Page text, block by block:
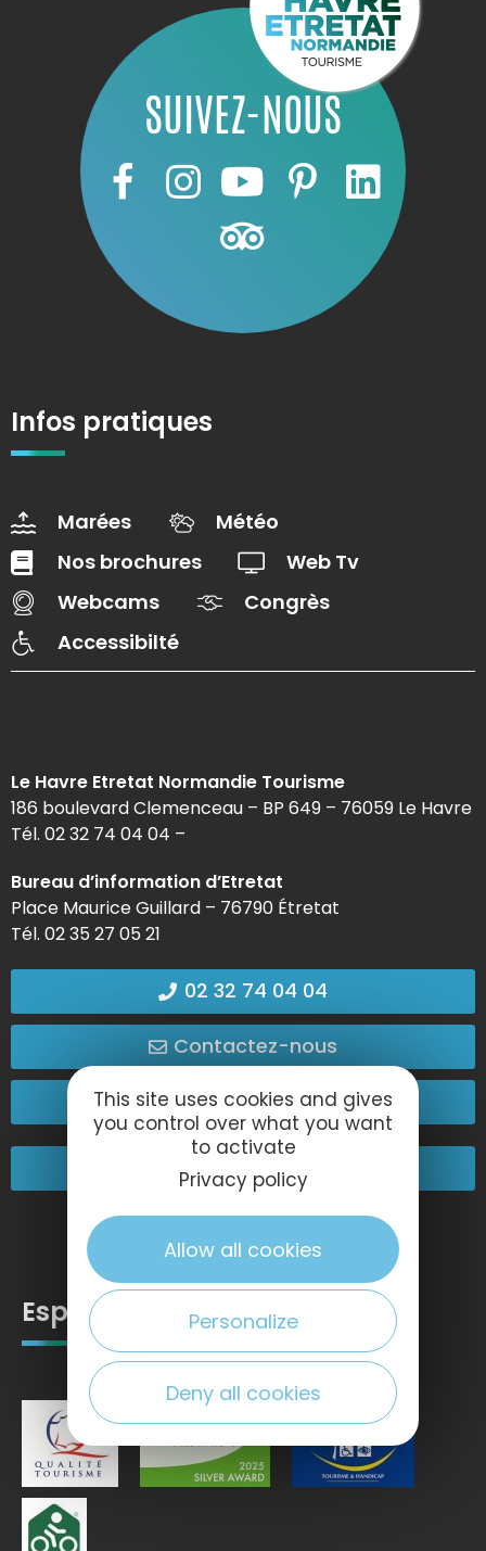
SUIVEZ-NOUS
Infos pratiques
Marées
Météo
Nos brochures
Web Tv
Webcams
Congrès
Accessibilté
Le Havre Etretat Normandie Tourisme
186 boulevard Clemenceau – BP 649 – 76059 Le Havre
Tél. 02 32 74 04 04 –
Bureau d’information d’Etretat
Place Maurice Guillard – 76790 Étretat
Tél. 02 35 27 05 21
02 32 74 04 04
Contactez-nous
Passez nous voir !
Nos engagements
Espace pro
This site uses cookies and gives
you control over what you want
to activate
Privacy policy
Allow all cookies
Personalize
Deny all cookies